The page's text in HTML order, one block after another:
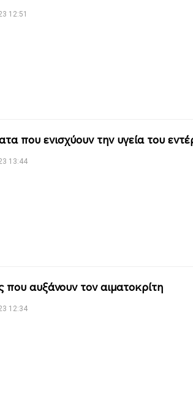
12:51
που ενισχύουν την υγεία του
13:44
που αυξάνουν τον αιματοκρίτη
12:34